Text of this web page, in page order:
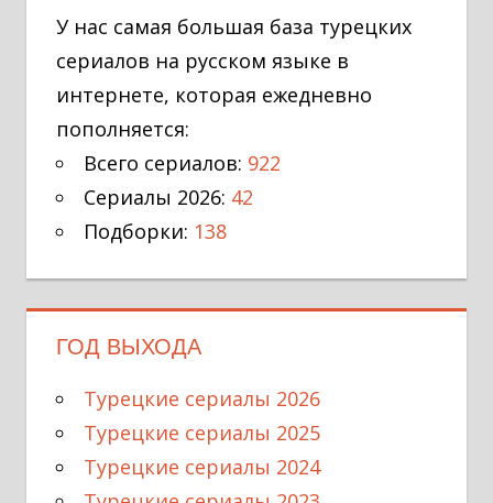
У нас самая большая база турецких
сериалов на русском языке в
интернете, которая ежедневно
пополняется:
Всего сериалов: 922
Сериалы 2026: 42
Подборки: 138
ГОД ВЫХОДА
Турецкие сериалы 2026
Турецкие сериалы 2025
Турецкие сериалы 2024